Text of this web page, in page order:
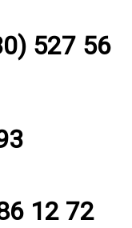
527 56
12 72